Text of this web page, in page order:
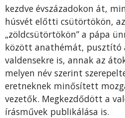
kezdve évszázadokon át,
húsvét előtti csütörtökön,
„zöldcsütörtökön” a pápa
között anathémát,
valdensekre is, annak az
melyen név szerint
eretneknek minősített
vezetők. Megkezdődött a
írásművek publikálása is.